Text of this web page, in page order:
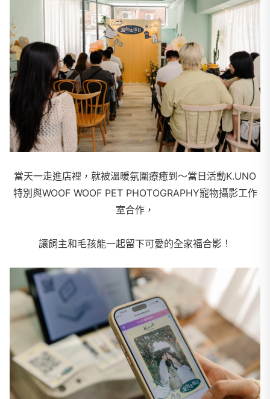
當天一走進店裡，就被溫暖氛圍療癒到～當日活動K.UNO
特別與WOOF WOOF PET PHOTOGRAPHY寵物攝影工作
室合作，
讓飼主和毛孩能一起留下可愛的全家福合影！